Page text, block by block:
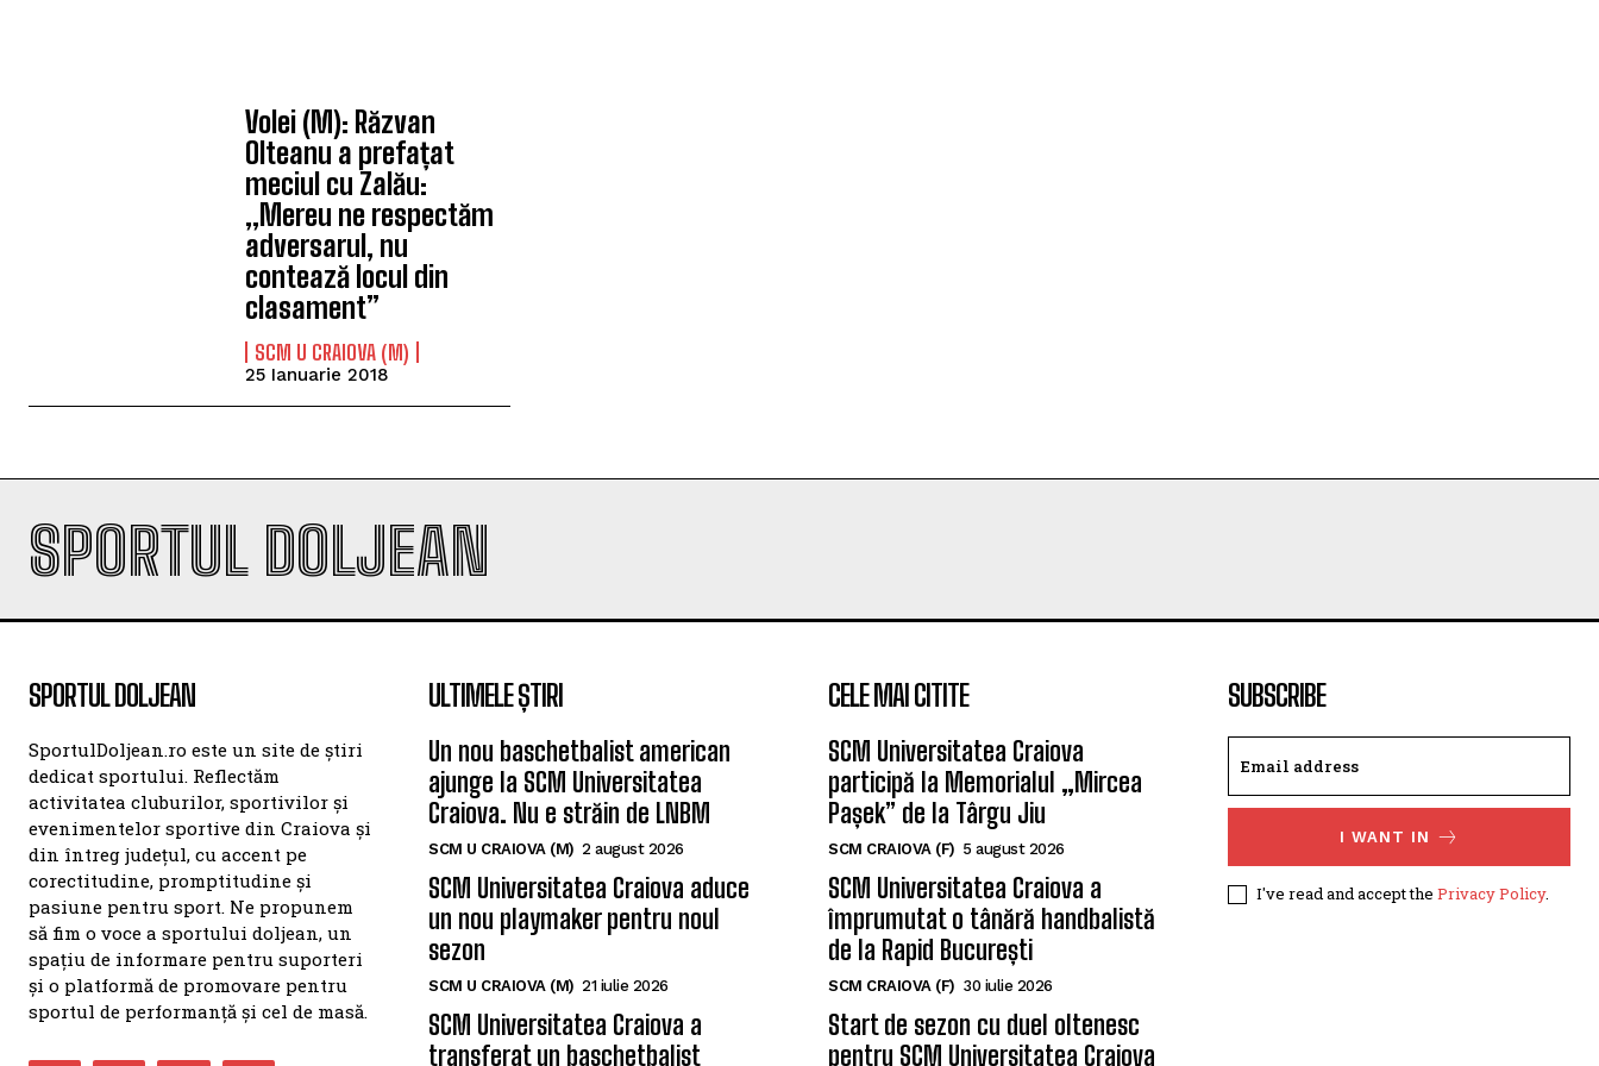
Volei (M): Răzvan
Olteanu a prefațat
meciul cu Zalău:
„Mereu ne respectăm
adversarul, nu
contează locul din
clasament”
SCM U CRAIOVA (M)
25 Ianuarie 2018
SPORTUL DOLJEAN
SPORTUL DOLJEAN
SportulDoljean.ro este un site de știri
dedicat sportului. Reflectăm
activitatea cluburilor, sportivilor și
evenimentelor sportive din Craiova și
din întreg județul, cu accent pe
corectitudine, promptitudine și
pasiune pentru sport. Ne propunem
să fim o voce a sportului doljean, un
spațiu de informare pentru suporteri
și o platformă de promovare pentru
sportul de performanță și cel de masă.
ULTIMELE ȘTIRI
Un nou baschetbalist american
ajunge la SCM Universitatea
Craiova. Nu e străin de LNBM
SCM U CRAIOVA (M) 2 august 2026
SCM Universitatea Craiova aduce
un nou playmaker pentru noul
sezon
SCM U CRAIOVA (M) 21 iulie 2026
SCM Universitatea Craiova a
transferat un baschetbalist
CELE MAI CITITE
SCM Universitatea Craiova
participă la Memorialul „Mircea
Pașek” de la Târgu Jiu
SCM CRAIOVA (F) 5 august 2026
SCM Universitatea Craiova a
împrumutat o tânără handbalistă
de la Rapid București
SCM CRAIOVA (F) 30 iulie 2026
Start de sezon cu duel oltenesc
pentru SCM Universitatea Craiova
SUBSCRIBE
I WANT IN
I've read and accept the Privacy Policy.